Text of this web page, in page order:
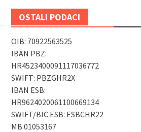
OSTALI PODACI
OIB: 70922563525
IBAN PBZ:
HR4523400091117036772
SWIFT: PBZGHR2X
IBAN ESB:
HR9624020061100669134
SWIFT/BIC ESB: ESBCHR22
MB:01053167